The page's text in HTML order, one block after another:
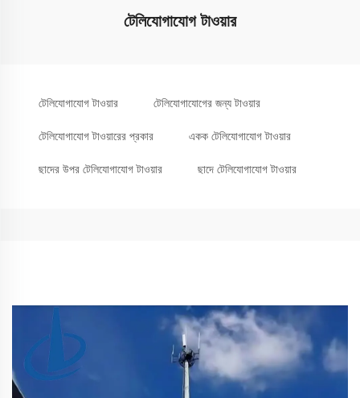
টেলিযোগাযোগ টাওয়ার
টেলিযোগাযোগ টাওয়ার টেলিযোগাযোগের জন্য টাওয়ার
টেলিযোগাযোগ টাওয়ারের প্রকার একক টেলিযোগাযোগ টাওয়ার
ছাদের উপর টেলিযোগাযোগ টাওয়ার ছাদে টেলিযোগাযোগ টাওয়ার